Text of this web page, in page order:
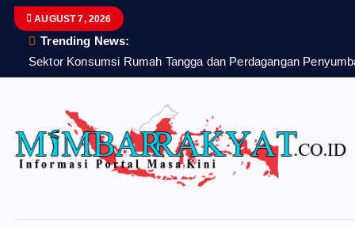
p
AUGUST 7, 2026
Trending News:
Sektor Konsumsi Rumah Tangga dan Perdagangan